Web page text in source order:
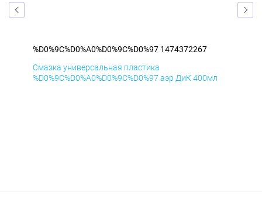
%D0%9C%D0%A0%D0%9C%D0%97 1474372267
Смазка универсальная пластика
%D0%9C%D0%A0%D0%9C%D0%97 аэр ДиК 400мл